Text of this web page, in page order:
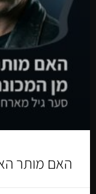
האם מותר